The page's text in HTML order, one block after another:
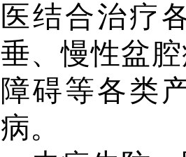
医结合治疗
垂、慢性盆
障碍等各类
病。